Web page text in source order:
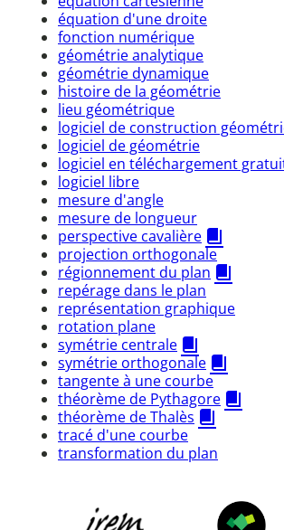
équation d'une droite
fonction numérique
géométrie analytique
géométrie dynamique
histoire de la géométrie
lieu géométrique
logiciel de construction
logiciel de géométrie
logiciel en téléchargement
logiciel libre
mesure d'angle
mesure de longueur
perspective cavalière
projection orthogonale
régionnement du plan
repérage dans le plan
représentation graphique
rotation plane
symétrie centrale
symétrie orthogonale
tangente à une courbe
théorème de Pythagore
théorème de Thalès
tracé d'une courbe
transformation du plan